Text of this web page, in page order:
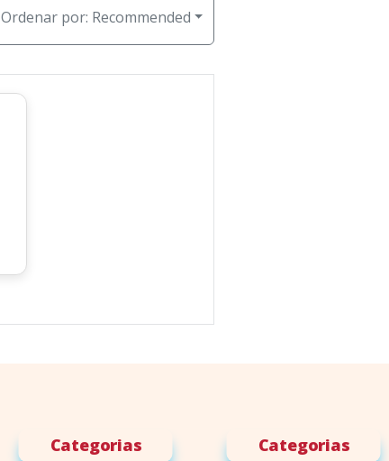
Ordenar por: Recommended
Categorias Categorias